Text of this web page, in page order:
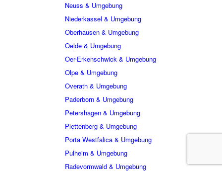
Neuss & Umgebung
Niederkassel & Umgebung
Oberhausen & Umgebung
Oelde & Umgebung
Oer-Erkenschwick & Umgebung
Olpe & Umgebung
Overath & Umgebung
Paderborn & Umgebung
Petershagen & Umgebung
Plettenberg & Umgebung
Porta Westfalica & Umgebung
Pulheim & Umgebung
Radevormwald & Umgebung